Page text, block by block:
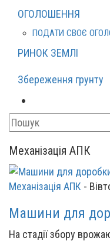
ОГОЛОШЕННЯ
ПОДАТИ СВОЄ
РИНОК ЗЕМЛІ
Збереження грунту
Механізація АПК
Механізація АПК -
Машини для
На стадії збору